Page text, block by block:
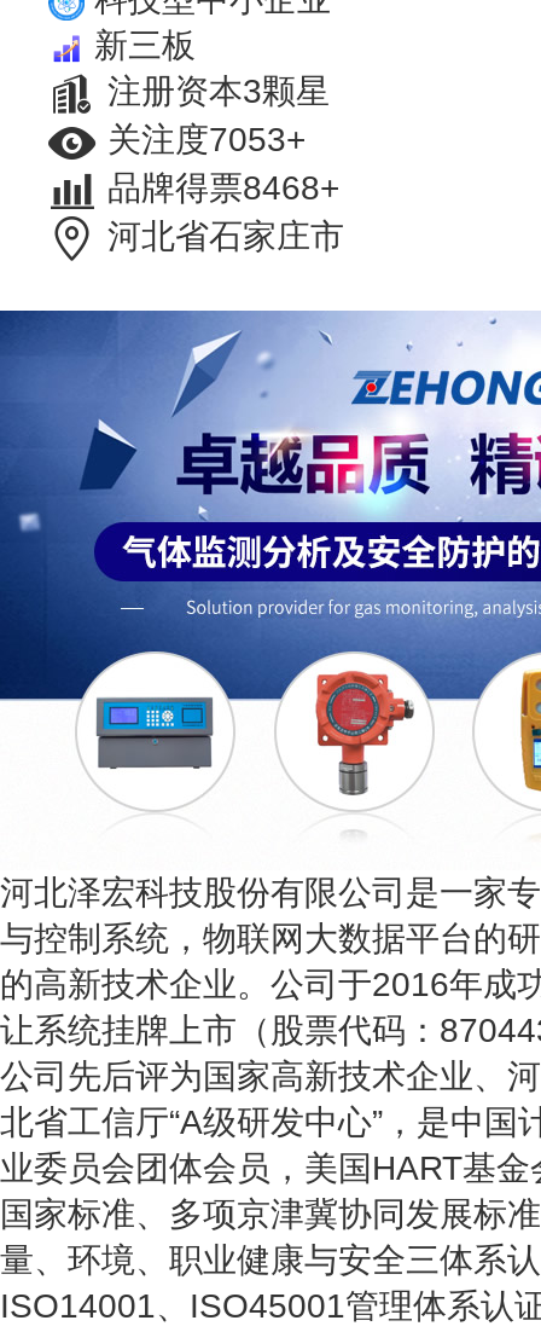
新三板
注册资本3颗星
关注度7053+
品牌得票8468+
河北省石家庄市
河北泽宏科技股份有限公司是一家
与控制系统，物联网大数据平台的
的高新技术企业。公司于2016年成
让系统挂牌上市（股票代码：
公司先后评为国家高新技术企业、
北省工信厅“A级研发中心”，是中国
业委员会团体会员，美国HART基
国家标准、多项京津冀协同发展标
量、环境、职业健康与安全三体系
ISO14001、ISO45001管理体系认